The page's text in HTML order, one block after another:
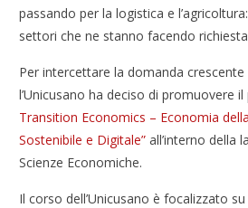
passando per la logistica e
settori che ne stanno facendo
Per intercettare la domanda
l’Unicusano ha deciso di promuovere
Transition Economics – Economia
Sostenibile e Digitale” all’interno della
Scienze Economiche.
Il corso dell’Unicusano è focalizzato